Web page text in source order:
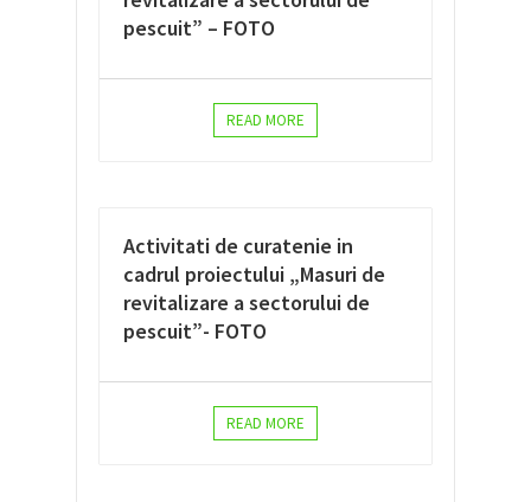
pescuit” – FOTO
READ MORE
Activitati de curatenie in
cadrul proiectului „Masuri de
revitalizare a sectorului de
pescuit”- FOTO
READ MORE